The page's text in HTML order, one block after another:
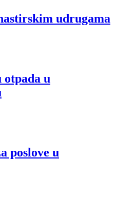
udrugama
otpada u
poslove u